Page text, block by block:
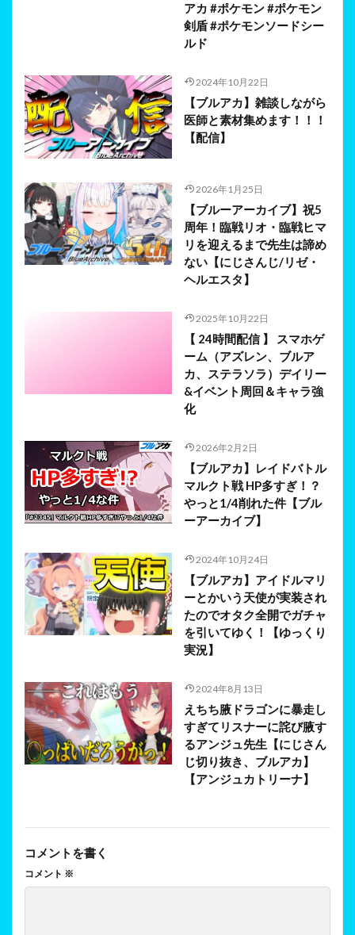
アカ #ポケモン #ポケモン
剣盾 #ポケモンソードシー
ルド
2024年10月22日
【ブルアカ】雑談しながら
医師と素材集めます！！！
【配信】
2026年1月25日
【ブルーアーカイブ】祝5
周年！臨戦リオ・臨戦ヒマ
リを迎えるまで先生は諦め
ない【にじさんじ/リゼ・
ヘルエスタ】
2025年10月22日
【 24時間配信 】 スマホゲ
ーム（アズレン、ブルア
カ、ステラソラ）デイリー
&イベント周回＆キャラ強
化
2026年2月2日
【ブルアカ】レイドバトル
マルクト戦 HP多すぎ！？
やっと1/4削れた件【ブル
ーアーカイブ】
2024年10月24日
【ブルアカ】アイドルマリ
ーとかいう天使が実装され
たのでオタク全開でガチャ
を引いてゆく！【ゆっくり
実況】
2024年8月13日
えちち腋ドラゴンに暴走し
すぎてリスナーに詫び腋す
るアンジュ先生【にじさん
じ切り抜き、ブルアカ】
【アンジュカトリーナ】
コメントを書く
コメント ※